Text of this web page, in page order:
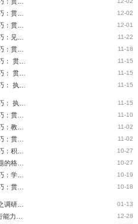
12-02
12-01
11-22
11-18
11-15
11-15
11-15
11-15
11-10
11-02
11-02
10-27
10-27
10-19
10-18
01-13
12-28